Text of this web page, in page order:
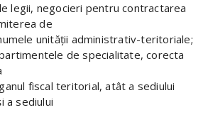
legii, negocieri pentru contractarea
de
unităţii administrativ-teritoriale;
de specialitate, corecta
fiscal teritorial, atât a sediului
a sediului